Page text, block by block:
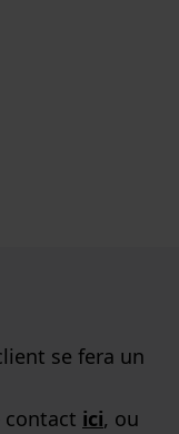
se fera un
contact ici, ou